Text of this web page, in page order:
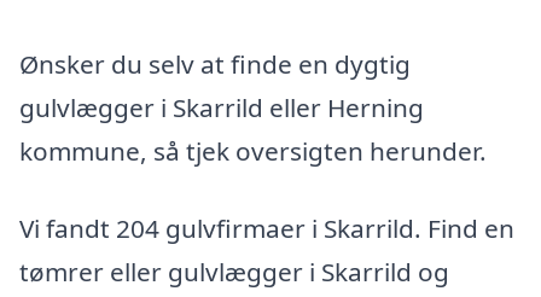
Ønsker du selv at finde en dygtig
gulvlægger i Skarrild eller Herning
kommune, så tjek oversigten herunder.
Vi fandt 204 gulvfirmaer i Skarrild. Find en
tømrer eller gulvlægger i Skarrild og